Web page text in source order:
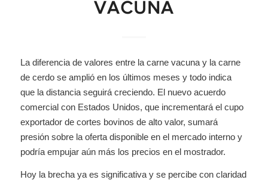
VACUNA
La diferencia de valores entre la carne vacuna y la carne
de cerdo se amplió en los últimos meses y todo indica
que la distancia seguirá creciendo. El nuevo acuerdo
comercial con Estados Unidos, que incrementará el cupo
exportador de cortes bovinos de alto valor, sumará
presión sobre la oferta disponible en el mercado interno y
podría empujar aún más los precios en el mostrador.
Hoy la brecha ya es significativa y se percibe con claridad